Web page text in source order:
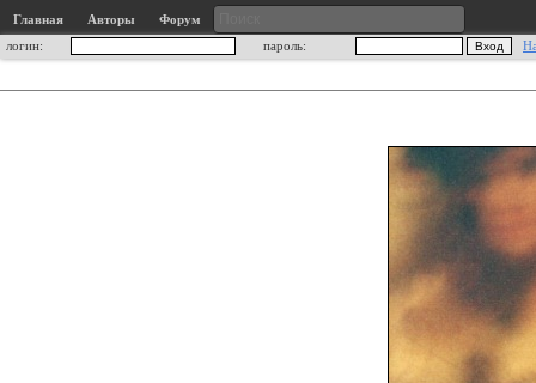
Главная Авторы
Форум
логин:
пароль: